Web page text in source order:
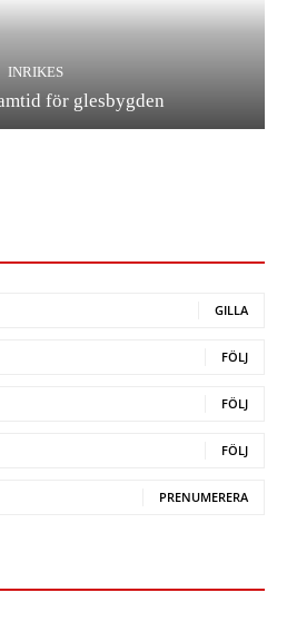
INRIKES
för glesbygden
GILLA
FÖLJ
FÖLJ
FÖLJ
PRENUMERERA